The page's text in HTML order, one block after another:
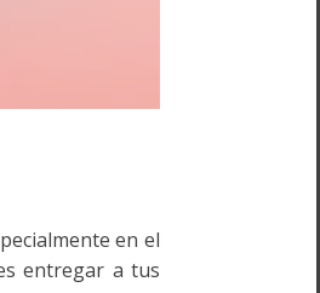
en el
entregar a tus